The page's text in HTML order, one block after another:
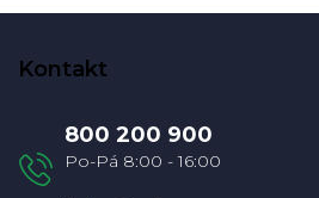
Kontakt
800 200 900